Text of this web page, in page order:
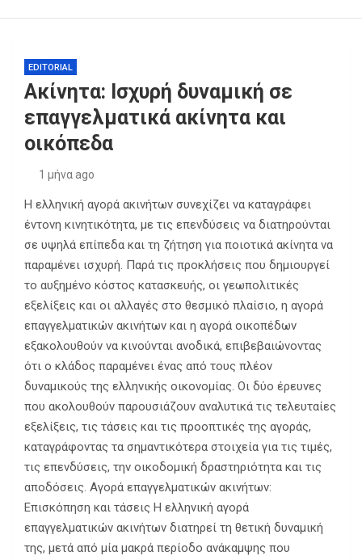
Θεσσαλονίκη: Σύλληψη 31χρονου Τούρκου με Ερυθρά
Ναρκωτικά, Όπλα και Ληστεία
Καλομοίρα: Μαγικές καλοκαιρινές στιγμές στη
Σαντορίνη με τον Γιώργο Μπούσαλη και τα τρία τους
παιδιά
Χατζηδάκης: Από 1η Οκτωβρίου 2026, οι εγκύκλιοι
που δεν αναρτώνται είναι άκυρες – Νέες ρυθμίσεις
για ένα πιο φιλικό κράτος στον πολίτη
EDITORIAL
Ακίνητα: Ισχυρή δυναμική σε
επαγγελματικά ακίνητα και
οικόπεδα
1 μήνα ago
Η ελληνική αγορά ακινήτων συνεχίζει να καταγράφει
έντονη κινητικότητα, με τις επενδύσεις να διατηρούνται
σε υψηλά επίπεδα και τη ζήτηση για ποιοτικά ακίνητα να
παραμένει ισχυρή. Παρά τις προκλήσεις που δημιουργεί
το αυξημένο κόστος κατασκευής, οι γεωπολιτικές
εξελίξεις και οι αλλαγές στο θεσμικό πλαίσιο, η αγορά
επαγγελματικών ακινήτων και η αγορά οικοπέδων
εξακολουθούν να κινούνται ανοδικά, επιβεβαιώνοντας
ότι ο κλάδος παραμένει ένας από τους πλέον
δυναμικούς της ελληνικής οικονομίας. Οι δύο έρευνες
που ακολουθούν παρουσιάζουν αναλυτικά τις τελευταίες
εξελίξεις, τις τάσεις και τις προοπτικές της αγοράς,
καταγράφοντας τα σημαντικότερα στοιχεία για τις τιμές,
τις επενδύσεις, την οικοδομική δραστηριότητα και τις
αποδόσεις. Αγορά επαγγελματικών ακινήτων:
Επισκόπηση και τάσεις Η ελληνική αγορά
επαγγελματικών ακινήτων διατηρεί τη θετική δυναμική
της, μετά από μία μακρά περίοδο ανάκαμψης που